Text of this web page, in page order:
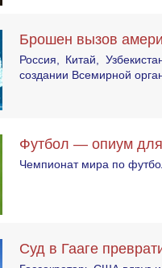
Брошен вызов
Россия, Китай,
создании Всемирной
Футбол — опиум
Чемпионат мира по
Суд в Гааге